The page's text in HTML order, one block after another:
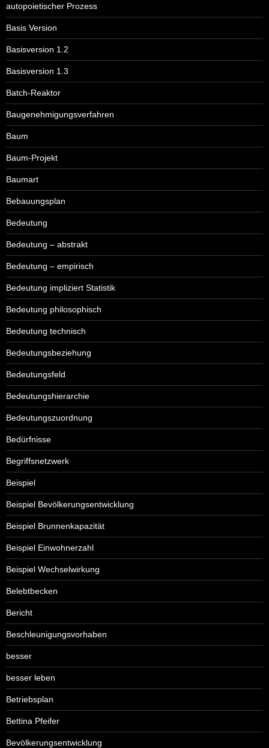
autopoietischer Prozess
Basis Version
Basisversion 1.2
Basisversion 1.3
Batch-Reaktor
Baugenehmigungsverfahren
Baum
Baum-Projekt
Baumart
Bebauungsplan
Bedeutung
Bedeutung – abstrakt
Bedeutung – empirisch
Bedeutung impliziert Statistik
Bedeutung philosophisch
Bedeutung technisch
Bedeutungsbeziehung
Bedeutungsfeld
Bedeutungshierarchie
Bedeutungszuordnung
Bedürfnisse
Begriffsnetzwerk
Beispiel
Beispiel Bevölkerungsentwicklung
Beispiel Brunnenkapazität
Beispiel Einwohnerzahl
Beispiel Wechselwirkung
Belebtbecken
Bericht
Beschleunigungsvorhaben
besser
besser leben
Betriebsplan
Bettina Pfeifer
Bevölkerungsentwicklung